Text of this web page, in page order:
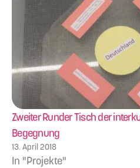
Zweiter Runder Tisch der
Begegnung
13. April 2018
In "Projekte"